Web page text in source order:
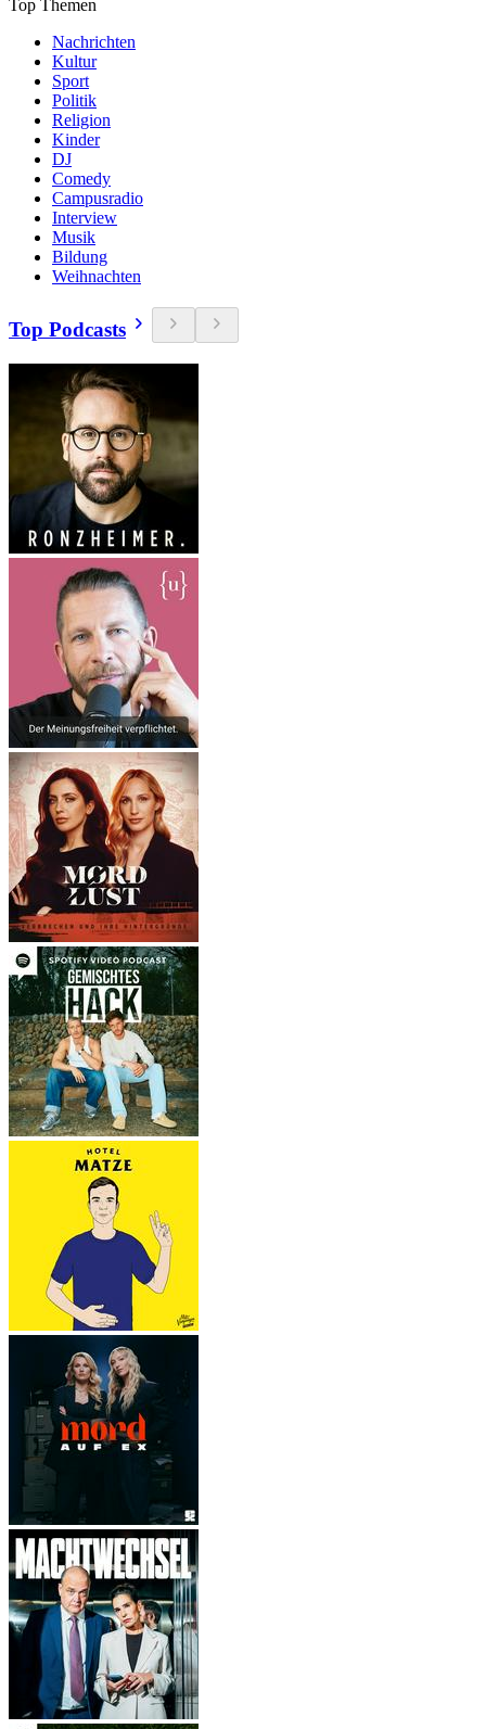
Top Themen
Nachrichten
Kultur
Sport
Politik
Religion
Kinder
DJ
Comedy
Campusradio
Interview
Musik
Bildung
Weihnachten
Top Podcasts